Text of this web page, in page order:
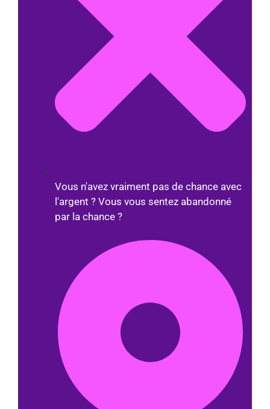
Vous n'avez vraiment pas de chance avec
l'argent ? Vous vous sentez abandonné
par la chance ?